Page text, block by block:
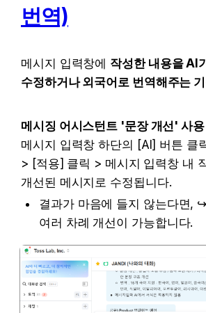
번역)
메시지 입력창에 작성한 내용을 AI
수정하거나 외국어로 번역해주는
메시징 어시스턴트 '문장 개선' 사용
메시지 입력창 하단의 [AI] 버튼 클
> [적용] 클릭 > 메시지 입력창 내
개선된 메시지로 수정됩니다.
결과가 마음에 들지 않는다면,
여러 차례 개선이 가능합니다.